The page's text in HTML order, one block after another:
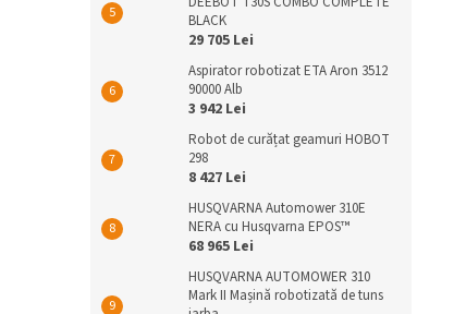
BLACK
29 705 Lei
Aspirator robotizat ETA Aron 3512
90000 Alb
3 942 Lei
Robot de curățat geamuri HOBOT
298
8 427 Lei
HUSQVARNA Automower 310E
NERA cu Husqvarna EPOS™
68 965 Lei
HUSQVARNA AUTOMOWER 310
Mark II Mașină robotizată de tuns